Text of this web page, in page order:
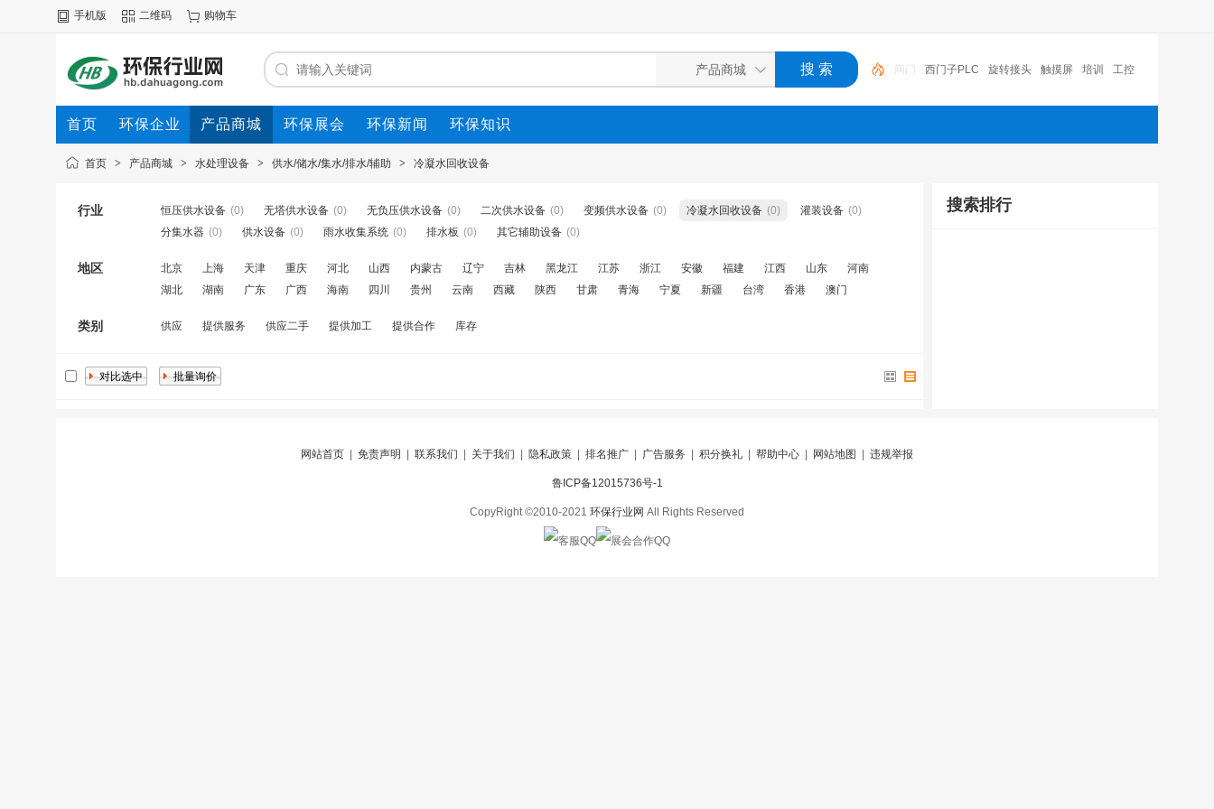
手机版 二维码 购物车
西门子PLC 旋转接头 触摸屏 培训 工控 工控机
变送器 球阀 plc 阀门
首页 环保企业 产品商城 环保展会 环保新闻 环保知识
首页 > 产品商城 > 水处理设备 > 供水/储水/集水/排水/辅助 > 冷凝水回收设备
行业 恒压供水设备 (0) 无塔供水设备 (0) 无负压供水设备 (0) 二次供水设备 (0) 变频供水设备 (0) 冷凝水回收设备 (0) 灌装设备 (0)
分集水器 (0) 供水设备 (0) 雨水收集系统 (0) 排水板 (0) 其它辅助设备 (0)
地区 北京 上海 天津 重庆 河北 山西 内蒙古 辽宁 吉林 黑龙江 江苏 浙江 安徽 福建 江西 山东
河南
湖北
湖南 广东 广西 海南 四川 贵州 云南 西藏 陕西 甘肃 青海 宁夏 新疆 台湾 香港 澳门
类别 供应 提供服务 供应二手 提供加工 提供合作 库存
搜索排行
网站首页 免责声明 联系我们 关于我们 隐私政策 排名推广 广告服务 积分换礼 帮助中心 网站地图 违规举报
鲁ICP备12015736号-1
CopyRight ©2010-2021 环保行业网 All Rights Reserved